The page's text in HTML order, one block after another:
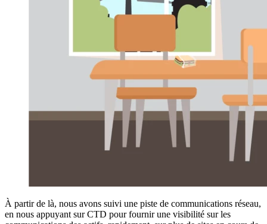
À partir de là, nous avons suivi une piste de communications réseau,
en nous appuyant sur CTD pour fournir une visibilité sur les